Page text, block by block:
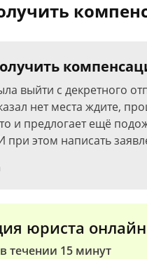
выйти с декретного
нет места ждите,
и предлогает ещё
этом написать
юриста онлайн
течении 15 минут